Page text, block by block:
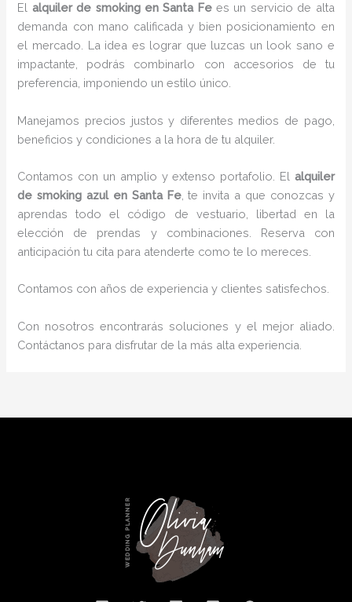
El alquiler de smoking en Santa Fees un servicio de alta
demanda con mano calificada y bien posicionamiento en
el mercado. La idea es lograr que luzcas un look sano e
impactante, podrás combinarlo con accesorios de tu
preferencia, imponiendo un estilo único.
Manejamos precios justos y diferentes medios de pago,
beneficios y condiciones a la hora de tu alquiler.
Contamos con un amplio y extenso portafolio. El alquiler
de smoking azul en Santa Fe, te invita a que conozcas y
aprendas todo el código de vestuario, libertad en la
elección de prendas y combinaciones. Reserva con
anticipación tu cita para atenderte como te lo mereces.
Contamos con años de experiencia y clientes satisfechos.
Con nosotros encontrarás soluciones y el mejor aliado.
Contáctanos para disfrutar de la más alta experiencia.